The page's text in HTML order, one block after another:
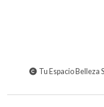
Tu Espacio Belleza